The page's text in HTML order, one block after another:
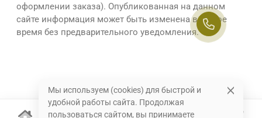
оформлении заказа). Опубликованная на данном
сайте информация может быть изменена в любое
время без предварительного уведомления.
Мы используем (cookies) для быстрой и
удобной работы сайта. Продолжая
пользоваться сайтом, вы принимаете